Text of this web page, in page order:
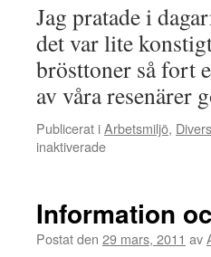
Jag pratade i
det var lite
brösttoner så fort
av våra
Publicerat iArbetsmiljö,
inaktiverade
krigsrubriker
åt
ena
Information
Postat den 29 mars, 2011 av